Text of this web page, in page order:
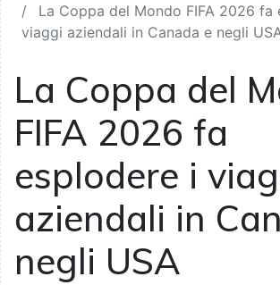
La Coppa del Mondo FIFA 2026 fa
viaggi aziendali in Canada e negli
La Coppa del
FIFA 2026 fa
esplodere i
aziendali in
negli USA